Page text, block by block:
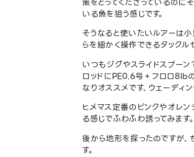
いる魚を狙う感じです。
そうなると使いたいルアーは
らを細かく操作できるタックル
いつもジグやスライドスプー
ロッドにPE0.6号＋フロロ8lb
なりオススメです、ウェーディ
ヒメマス定番のピンクやオレ
る感じでふわふわ誘ってみます。
後から地形を探ったのですが
す。